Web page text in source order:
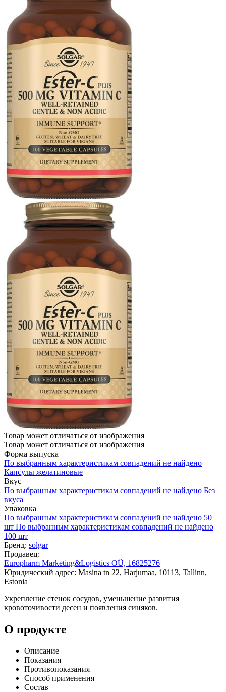
Товар может отличаться от изображения
Товар может отличаться от изображения
Форма выпуска
По выбранным характеристикам совпадений не найдено
Капсулы желатиновые
Вкус
По выбранным характеристикам совпадений не найдено Без
вкуса
Упаковка
По выбранным характеристикам совпадений не найдено 50
шт По выбранным характеристикам совпадений не найдено
100 шт
Бренд: solgar
Продавец:
Europharm Marketing&Logistics OÜ, 16825276
Юридический адрес: Masina tn 22, Harjumaa, 10113, Tallinn,
Estonia
Укрепление стенок сосудов, уменьшение развития
кровоточивости десен и появления синяков.
О продукте
Описание
Показания
Противопоказания
Способ применения
Состав